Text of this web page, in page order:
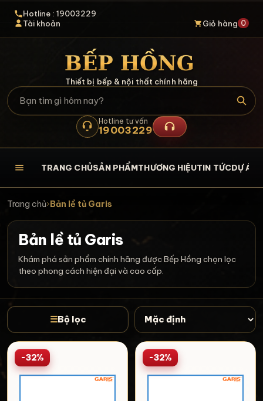
Hotline : 19003229
Tài khoản
Giỏ hàng 0
Thiết bị bếp & nội thất chính hãng
Hotline tư vấn
19003229
TRANG CHỦSẢN PHẨMTHƯƠNG HIỆUTIN TỨCDỰ ÁN
Trang chủ›Bản lề tủ Garis
Bản lề tủ Garis
Khám phá sản phẩm chính hãng được Bếp Hồng chọn lọc
theo phong cách hiện đại và cao cấp.
☰Bộ lọc
-32% -32%